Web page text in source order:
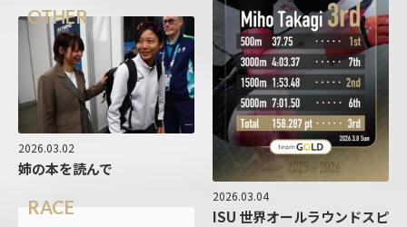
2026.03.04
ISU 世界オールラウンドスピ
OTHER
2026.03.02
姉の本を読んで
RACE